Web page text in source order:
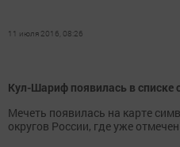
11 июля 2016, 08:26
Кул-Шариф появилась в
Мечеть появилась на карте
округов России, где уже